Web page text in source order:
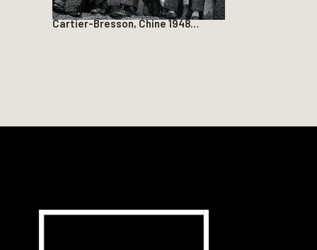
Cartier-Bresson, Chine 1948…